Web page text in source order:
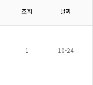
조회 날짜
1 10-24